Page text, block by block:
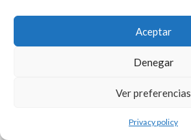
Aceptar
Denegar
Ver preferencias
Privacy policy